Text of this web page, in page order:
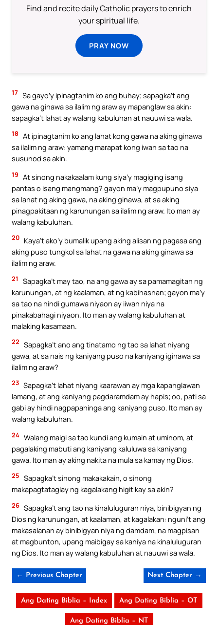
Find and recite daily Catholic prayers to enrich
your spiritual life.
PRAY NOW
17 Sa gayo’y ipinagtanim ko ang buhay; sapagka’t ang
gawa na ginawa sa ilalim ng araw ay mapanglaw sa akin:
sapagka’t lahat ay walang kabuluhan at nauuwi sa wala.
18 At ipinagtanim ko ang lahat kong gawa na aking ginawa
sa ilalim ng araw: yamang marapat kong iwan sa tao na
susunod sa akin.
19 At sinong nakakaalam kung siya’y magiging isang
pantas o isang mangmang? gayon ma’y magpupuno siya
sa lahat ng aking gawa, na aking ginawa, at sa aking
pinagpakitaan ng karunungan sa ilalim ng araw. Ito man ay
walang kabuluhan.
20 Kaya’t ako’y bumalik upang aking alisan ng pagasa ang
aking puso tungkol sa lahat na gawa na aking ginawa sa
ilalim ng araw.
21
Sapagka’t may tao, na ang gawa ay sa pamamagitan ng
karunungan, at ng kaalaman, at ng kabihasnan; gayon ma’y
sa tao na hindi gumawa niyaon ay iiwan niya na
pinakabahagi niyaon. Ito man ay walang kabuluhan at
malaking kasamaan.
22 Sapagka’t ano ang tinatamo ng tao sa lahat niyang
gawa, at sa nais ng kaniyang puso na kaniyang iginawa sa
ilalim ng araw?
23 Sapagka’t lahat niyang kaarawan ay mga kapanglawan
lamang, at ang kaniyang pagdaramdam ay hapis; oo, pati sa
gabi ay hindi nagpapahinga ang kaniyang puso. Ito man ay
walang kabuluhan.
24 Walang maigi sa tao kundi ang kumain at uminom, at
pagalaking mabuti ang kaniyang kaluluwa sa kaniyang
gawa. Ito man ay aking nakita na mula sa kamay ng Dios.
25 Sapagka’t sinong makakakain, o sinong
makapagtataglay ng kagalakang higit kay sa akin?
26 Sapagka’t ang tao na kinaluluguran niya, binibigyan ng
Dios ng karunungan, at kaalaman, at kagalakan: nguni’t ang
makasalanan ay binibigyan niya ng damdam, na magpisan
at magbunton, upang maibigay sa kaniya na kinaluluguran
ng Dios. Ito man ay walang kabuluhan at nauuwi sa wala.
← Previous Chapter Next Chapter →
Ang Dating Biblia – Index Ang Dating Biblia – OT
Ang Dating Biblia – NT